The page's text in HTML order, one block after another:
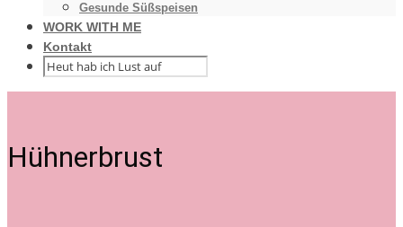
Gesunde Süßspeisen
WORK WITH ME
Kontakt
Hühnerbrust